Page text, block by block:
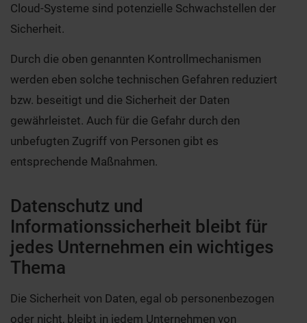
Cloud-Systeme sind potenzielle Schwachstellen der
Sicherheit.
Durch die oben genannten Kontrollmechanismen
werden eben solche technischen Gefahren reduziert
bzw. beseitigt und die Sicherheit der Daten
gewährleistet. Auch für die Gefahr durch den
unbefugten Zugriff von Personen gibt es
entsprechende Maßnahmen.
Datenschutz und
Informationssicherheit bleibt für
jedes Unternehmen ein wichtiges
Thema
Die Sicherheit von Daten, egal ob personenbezogen
oder nicht, bleibt in jedem Unternehmen von